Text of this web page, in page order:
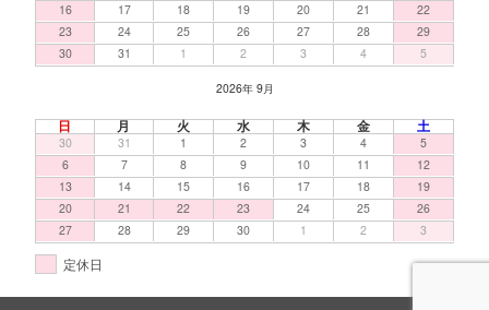
16
17 18 19 20 21
22
23
24 25 26 27 28
29
30
31 1 2 3 4 5
2026年 9月
日 月 火 水 木 金 土
30 31 1 2 3 4
5
6
7 8 9 10 11
12
13
14 15 16 17 18
19
20
21 22 23 24 25
26
27
28 29 30 1 2 3
定休日